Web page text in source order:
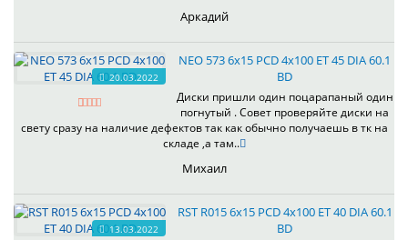
Аркадий
20.03.2022
NEO 573 6x15 PCD 4x100 ET 45 DIA 60.1
BD
Диски пришли один поцарапаный один
погнутый . Совет проверяйте диски на
свету сразу на наличие дефектов так как обычно получаешь в тк на
складе ,а там..
Михаил
13.03.2022
RST R015 6x15 PCD 4x100 ET 40 DIA 60.1
BD